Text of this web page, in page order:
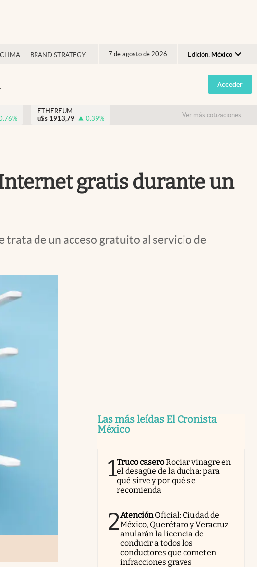
CLIMA BRAND STRATEGY 7 de agosto de 2026 Edición: México
Argentina
España
USA
Acceder
%
ETHEREUM
u$s 1913,79 0.39% Ver más cotizaciones
gratis durante un
trata de un acceso gratuito al servicio de
Las más leídas El Cronista
México
1Truco caseroRociar vinagre en
el desagüe de la ducha: para
qué sirve y por qué se
recomienda
2AtenciónOficial: Ciudad de
México, Querétaro y Veracruz
anularán la licencia de
conducir a todos los
conductores que cometen
infracciones graves